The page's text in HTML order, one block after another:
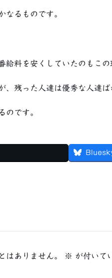
なるものです。
給料を安くしていたのもこの
、残った人達は優秀な人達ば
のです。
はありません。 ※ が付いて